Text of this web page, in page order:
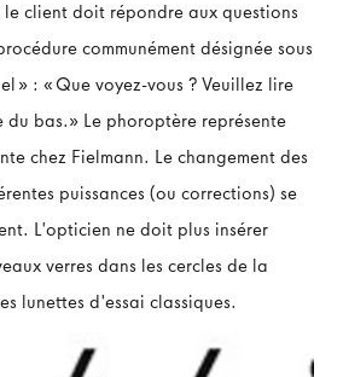
client doit répondre aux questions
communément désignée sous
: «Que voyez-vous ? Veuillez lire
du bas.» Le phoroptère représente
chez Fielmann. Le changement des
puissances (ou corrections) se
L'opticien ne doit plus insérer
verres dans les cercles de la
lunettes d'essai classiques.